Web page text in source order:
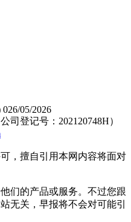
05/2026
司登记号：202120748H）
，擅自引用本网内容将面对
们的产品或服务。不过您跟
无关，早报将不会对可能引